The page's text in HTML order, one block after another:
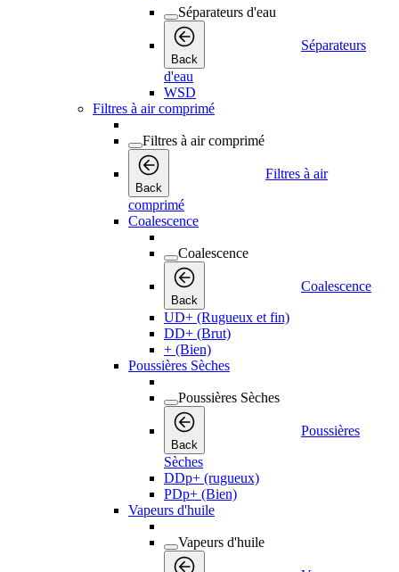
Séparateurs d'eau
Back
Séparateurs
d'eau
WSD
Filtres à air comprimé
Filtres à air comprimé
Back
Filtres à air
comprimé
Coalescence
Coalescence
Back
Coalescence
UD+ (Rugueux et fin)
DD+ (Brut)
+ (Bien)
Poussières Sèches
Poussières Sèches
Back
Poussières
Sèches
DDp+ (rugueux)
PDp+ (Bien)
Vapeurs d'huile
Vapeurs d'huile